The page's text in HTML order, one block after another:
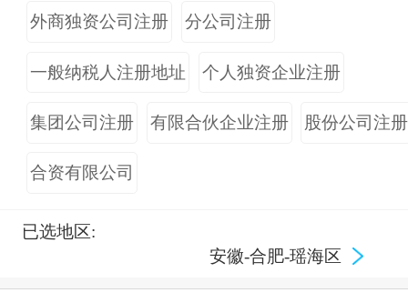
外商独资公司注册 分公司注册
一般纳税人注册地址 个人独资企业注册
集团公司注册 有限合伙企业注册 股份公司注册
合资有限公司
已选地区:
安徽-合肥-瑶海区